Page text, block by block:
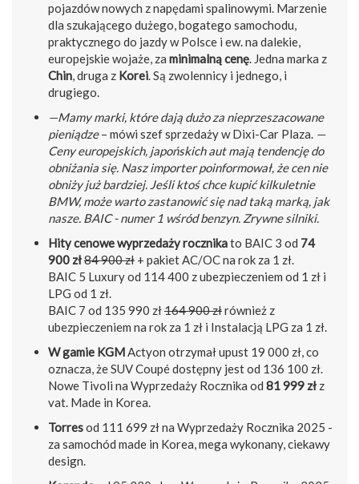
pojazdów nowych z napędami spalinowymi. Marzenie
dla szukającego dużego, bogatego samochodu,
praktycznego do jazdy w Polsce i ew. na dalekie,
europejskie wojaże, za minimalną cenę. Jedna marka z
Chin, druga z Korei. Są zwolennicy i jednego, i
drugiego.
—Mamy marki, które dają dużo za nieprzeszacowane
pieniądze– mówi szef sprzedaży w Dixi-Car Plaza. —
Ceny europejskich, japońskich aut mają tendencję do
obniżania się. Nasz importer poinformował, że cen nie
obniży już bardziej. Jeśli ktoś chce kupić kilkuletnie
BMW, może warto zastanowić się nad taką marką, jak
nasze. BAIC - numer 1 wśród benzyn. Zrywne silniki.
Hity cenowe wyprzedaży rocznikato BAIC 3 od 74
900 zł84 900 zł + pakiet AC/OC na rok za 1 zł.
BAIC 5 Luxury od 114 400 z ubezpieczeniem od 1 zł i
LPG od 1 zł.
BAIC 7 od 135 990 zł164 900 złrównież z
ubezpieczeniem na rok za 1 zł i Instalacją LPG za 1 zł.
W gamie KGMActyon otrzymał upust 19 000 zł, co
oznacza, że SUV Coupé dostępny jest od 136 100 zł.
Nowe Tivoli na Wyprzedaży Rocznika od 81 999 zł z
vat. Made in Korea.
Torresod 111 699 zł na Wyprzedaży Rocznika 2025 -
za samochód made in Korea, mega wykonany, ciekawy
design.